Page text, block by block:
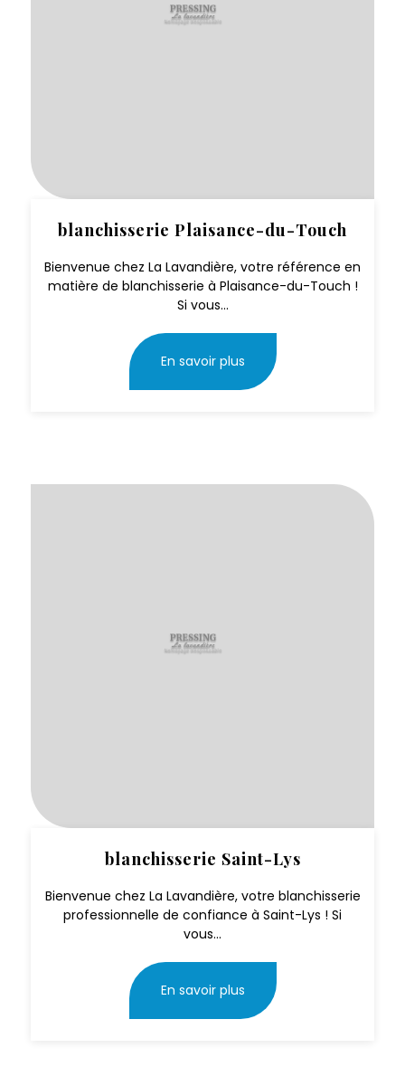
blanchisserie Plaisance-du-Touch
Bienvenue chez La Lavandière, votre référence en
matière de blanchisserie à Plaisance-du-Touch !
Si vous...
En savoir plus
blanchisserie Saint-Lys
Bienvenue chez La Lavandière, votre blanchisserie
professionnelle de confiance à Saint-Lys ! Si
vous...
En savoir plus